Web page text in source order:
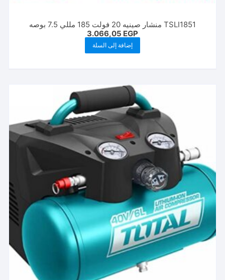
TSLI1851 منشار صينيه 20 فولت 185 مللي 7.5 بوصه
3.066,05 EGP
إضافة إلى السلة